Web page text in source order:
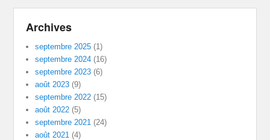
Archives
septembre 2025 (1)
septembre 2024 (16)
septembre 2023 (6)
août 2023 (9)
septembre 2022 (15)
août 2022 (5)
septembre 2021 (24)
août 2021 (4)